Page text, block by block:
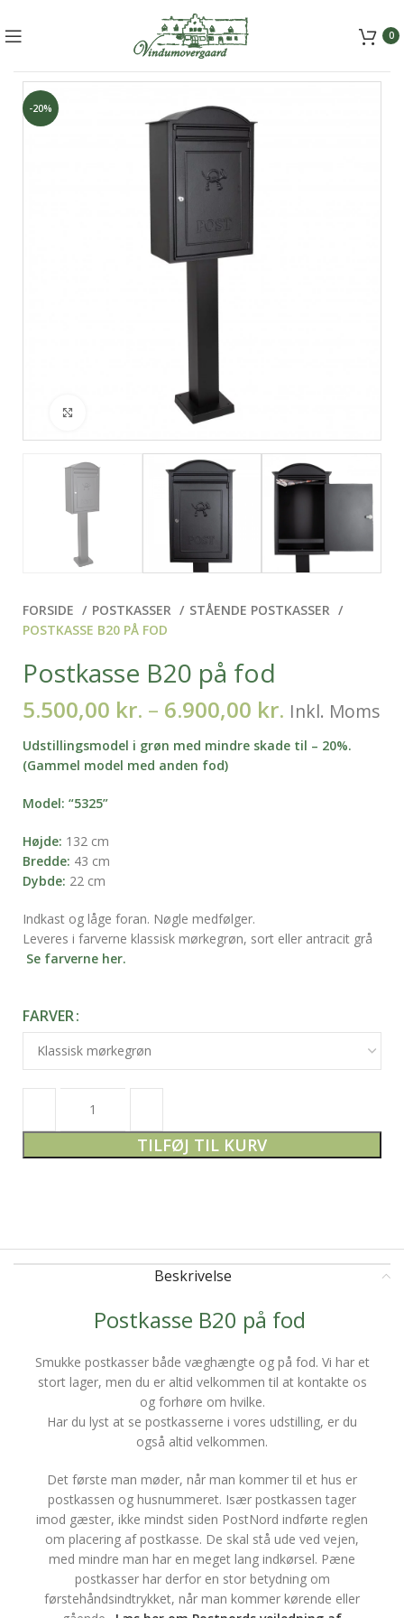
0
-20%
Klik for at forstørre
FORSIDE POSTKASSER
STÅENDE POSTKASSER
POSTKASSE B20 PÅ FOD
Postkasse B20 på fod
5.500,00 kr. – 6.900,00 kr. Inkl. Moms
Udstillingsmodel i grøn med mindre skade til – 20%.
(Gammel model med anden fod)
Model: “5325”
Højde: 132 cm
Bredde: 43 cm
Dybde: 22 cm
Indkast og låge foran. Nøgle medfølger.
Leveres i farverne klassisk mørkegrøn, sort eller antracit grå
Se farverne her.
FARVER
TILFØJ TIL KURV
Beskrivelse
Postkasse B20 på fod
Smukke postkasser både væghængte og på fod. Vi har et
stort lager, men du er altid velkommen til at kontakte os
og forhøre om hvilke.
Har du lyst at se postkasserne i vores udstilling, er du
også altid velkommen.
Det første man møder, når man kommer til et hus er
postkassen og husnummeret. Især postkassen tager
imod gæster, ikke mindst siden PostNord indførte reglen
om placering af postkasse. De skal stå ude ved vejen,
med mindre man har en meget lang indkørsel. Pæne
postkasser har derfor en stor betydning om
førstehåndsindtrykket, når man kommer kørende eller
mail@vindumovergaard.dk